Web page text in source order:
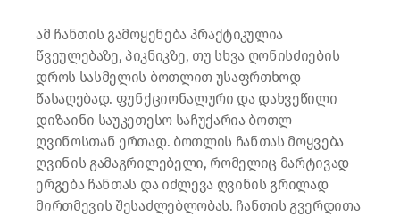
ამ ჩანთის გამოყენება პრაქტიკულია
წვეულებაზე, პიკნიკზე, თუ სხვა ღონისძიების
დროს სასმელის ბოთლით უსაფრთხოდ
წასაღებად. ფუნქციონალური და დახვეწილი
დიზაინი საუკეთესო საჩუქარია ბოთლ
ღვინოსთან ერთად. ბოთლის ჩანთას მოყვება
ღვინის გამაგრილებელი, რომელიც მარტივად
ერგება ჩანთას და იძლევა ღვინის გრილად
მირთმევის შესაძლებლობას. ჩანთის გვერდითა